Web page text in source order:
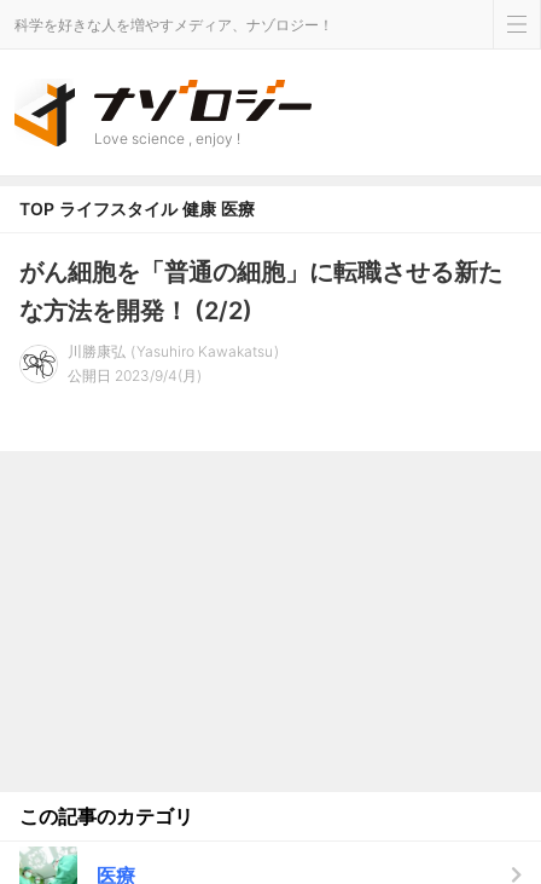
科学を好きな人を増やすメディア、ナゾロジー！
Love science , enjoy !
TOP ライフスタイル 健康 医療
がん細胞を「普通の細胞」に転職させる新た
な方法を開発！ (2/2)
川勝康弘
Yasuhiro Kawakatsu
公開日 2023/9/4(月)
この記事のカテゴリ
医療